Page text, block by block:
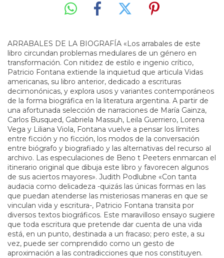
ARRABALES DE LA BIOGRAFÍA «Los arrabales de este
libro circundan problemas medulares de un género en
transformación. Con nitidez de estilo e ingenio crítico,
Patricio Fontana extiende la inquietud que articula Vidas
americanas, su libro anterior, dedicado a escrituras
decimonónicas, y explora usos y variantes contemporáneos
de la forma biográfica en la literatura argentina. A partir de
una afortunada selección de narraciones de María Gainza,
Carlos Busqued, Gabriela Massuh, Leila Guerriero, Lorena
Vega y Liliana Viola, Fontana vuelve a pensar los límites
entre ficción y no ficción, los modos de la conversación
entre biógrafo y biografiado y las alternativas del recurso al
archivo. Las especulaciones de Beno t Peeters enmarcan el
itinerario original que dibuja este libro y favorecen algunos
de sus aciertos mayores». Judith Podlubne «Con tanta
audacia como delicadeza -quizás las únicas formas en las
que puedan atenderse las misteriosas maneras en que se
vinculan vida y escritura-, Patricio Fontana transita por
diversos textos biográficos. Este maravilloso ensayo sugiere
que toda escritura que pretende dar cuenta de una vida
está, en un punto, destinada a un fracaso; pero este, a su
vez, puede ser comprendido como un gesto de
aproximación a las contradicciones que nos constituyen.